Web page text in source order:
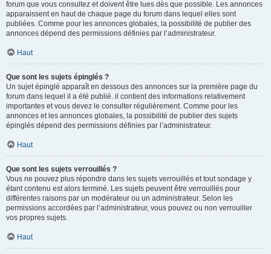
forum que vous consultez et doivent être lues dès que possible. Les annonces
apparaissent en haut de chaque page du forum dans lequel elles sont
publiées. Comme pour les annonces globales, la possibilité de publier des
annonces dépend des permissions définies par l’administrateur.
Haut
Que sont les sujets épinglés ?
Un sujet épinglé apparaît en dessous des annonces sur la première page du
forum dans lequel il a été publié. il contient des informations relativement
importantes et vous devez le consulter régulièrement. Comme pour les
annonces et les annonces globales, la possibilité de publier des sujets
épinglés dépend des permissions définies par l’administrateur.
Haut
Que sont les sujets verrouillés ?
Vous ne pouvez plus répondre dans les sujets verrouillés et tout sondage y
étant contenu est alors terminé. Les sujets peuvent être verrouillés pour
différentes raisons par un modérateur ou un administrateur. Selon les
permissions accordées par l’administrateur, vous pouvez ou non verrouiller
vos propres sujets.
Haut